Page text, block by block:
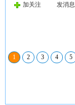
加关注 发消息
1 2 3 4 5